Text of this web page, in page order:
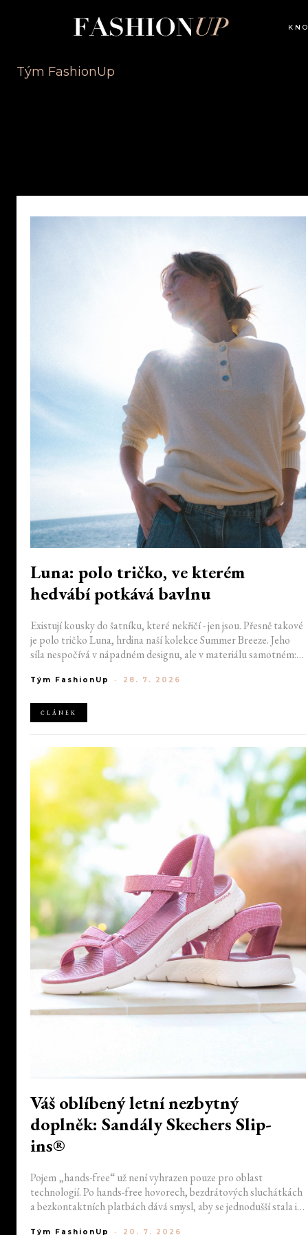
Tým FashionUp
Luna: polo tričko, ve kterém
hedvábí potkává bavlnu
Existují kousky do šatníku, které nekřičí - jen jsou. Přesně takové
je polo tričko Luna, hrdina naší kolekce Summer Breeze. Jeho
síla nespočívá v nápadném designu, ale v materiálu samotném:
Tým FashionUp - 28. 7. 2026
ČLÁNEK
Váš oblíbený letní nezbytný
doplněk: Sandály Skechers Slip-
ins®
Pojem „hands-free“ už není vyhrazen pouze pro oblast
technologií. Po hands-free hovorech, bezdrátových sluchátkách
a bezkontaktních platbách dává smysl, aby se jednodušší stala i
Tým FashionUp - 20. 7. 2026